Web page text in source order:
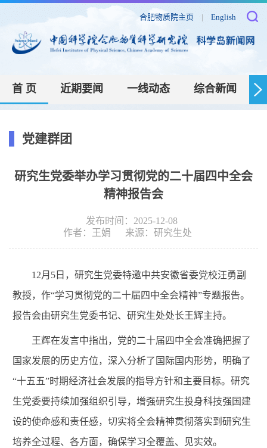
合肥物质院主页 | English
首 页 近期要闻 一线动态 综合新闻
党建群团
研究生党委举办学习贯彻党的二十届四中全会
精神报告会
发布时间：2025-12-08
作者：
​王娟 来源： 研究生处
12月5日，研究生党委特邀中共安徽省委党校汪勇副
教授，作“学习贯彻党的二十届四中全会精神”专题报告。
报告会由研究生党委书记、研究生处处长王辉主持。
王辉在发言中指出，党的二十届四中全会准确把握了
国家发展的历史方位，深入分析了国际国内形势，明确了
“十五五”时期经济社会发展的指导方针和主要目标。研究
生党委要持续加强组织引导，增强研究生投身科技强国建
设的使命感和责任感，切实将全会精神贯彻落实到研究生
培养全过程、各方面，确保学习全覆盖、见实效。